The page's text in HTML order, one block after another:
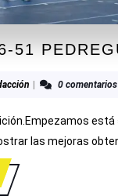
51
Redacción0 comentarios
está
las mejoras